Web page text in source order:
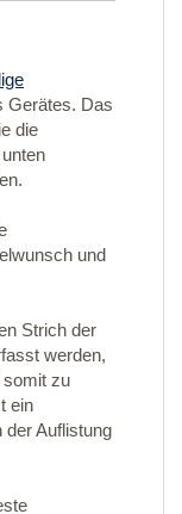
Gerätes. Das
die
und
Strich der
werden,
somit zu
ein
der Auflistung